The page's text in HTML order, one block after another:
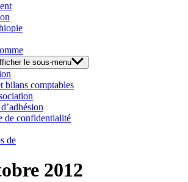
le sous-menu
bilans comptables
de confidentialité
de
2012